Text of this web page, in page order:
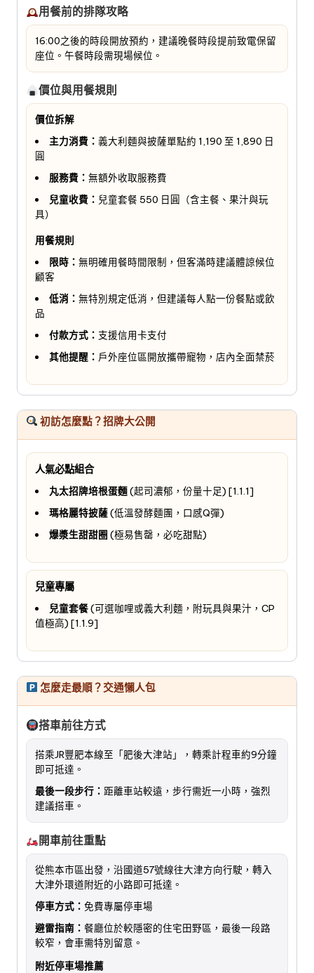
用餐前的排隊攻略
16:00之後的時段開放預約，建議晚餐時段提前致電保留
座位。午餐時段需現場候位。
價位與用餐規則
價位拆解
主力消費： 義大利麵與披薩單點約 1,190 至 1,890 日
圓
服務費： 無額外收取服務費
兒童收費： 兒童套餐 550 日圓（含主餐、果汁與玩
具）
用餐規則
限時： 無明確用餐時間限制，但客滿時建議體諒候位
顧客
低消： 無特別規定低消，但建議每人點一份餐點或飲
品
付款方式： 支援信用卡支付
其他提醒： 戶外座位區開放攜帶寵物，店內全面禁菸
初訪怎麼點？招牌大公開
人氣必點組合
丸太招牌培根蛋麵(起司濃郁，份量十足) [1.1.1]
瑪格麗特披薩(低溫發酵麵團，口感Q彈)
爆漿生甜甜圈 (極易售罄，必吃甜點)
兒童專屬
兒童套餐(可選咖哩或義大利麵，附玩具與果汁，CP
值極高) [1.1.9]
怎麼走最順？交通懶人包
搭車前往方式
搭乘JR豐肥本線至「肥後大津站」，轉乘計程車約9分鐘
即可抵達。
最後一段步行： 距離車站較遠，步行需近一小時，強烈
建議搭車。
開車前往重點
從熊本市區出發，沿國道57號線往大津方向行駛，轉入
大津外環道附近的小路即可抵達。
停車方式： 免費專屬停車場
避雷指南： 餐廳位於較隱密的住宅田野區，最後一段路
較窄，會車需特別留意。
附近停車場推薦